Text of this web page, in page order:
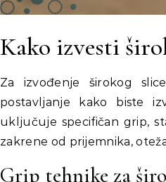
Kako izvesti
Za izvođenje širokog
postavljanje kako biste
uključuje specifičan grip,
zakrene od prijemnika,
Grip tehnike za